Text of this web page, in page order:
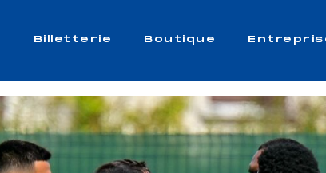
Billetterie Boutique